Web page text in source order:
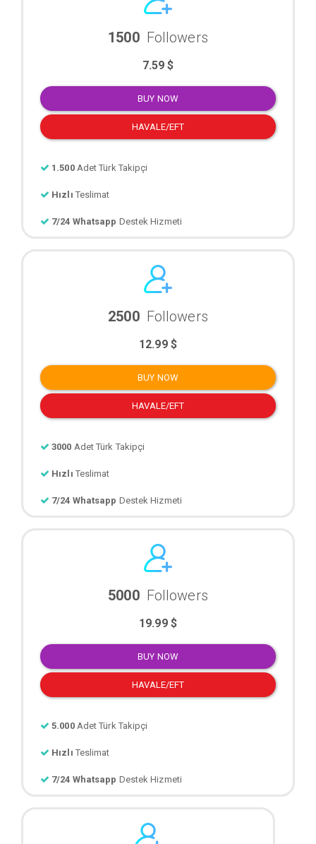
1500 Followers
7.59 $
BUY NOW
HAVALE/EFT
1.500 Adet Türk Takipçi
Hızlı Teslimat
7/24 Whatsapp Destek Hizmeti
2500 Followers
12.99 $
BUY NOW
HAVALE/EFT
3000 Adet Türk Takipçi
Hızlı Teslimat
7/24 Whatsapp Destek Hizmeti
5000 Followers
19.99 $
BUY NOW
HAVALE/EFT
5.000 Adet Türk Takipçi
Hızlı Teslimat
7/24 Whatsapp Destek Hizmeti